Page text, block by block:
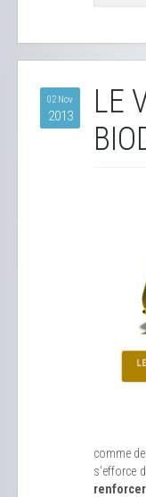
02 Nov
2013
LE
comme
s'efforce